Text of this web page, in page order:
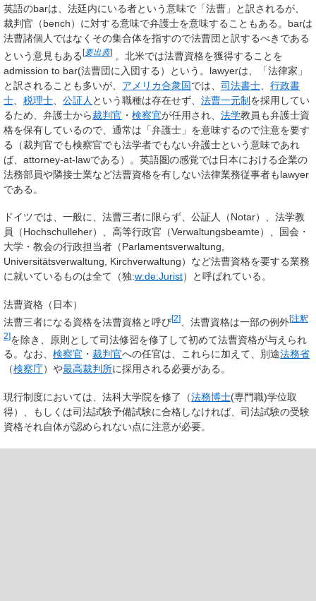
英語のbarは、法廷内にいる者という意味で「法曹」と訳されるが、
裁判官（bench）に対する意味で弁護士を意味することもある。 barは
法曹諸個人ではなくその集合体を指すので法曹団と訳するべきである
という意見もある [要出典] 。北米では法曹資格を獲得することを
admission to bar(法曹団に入団する）という。 lawyerは、「法律家」
と訳されることも多いが、 アメリカ合衆国では、 司法書士
行政書
士
税理士 公証人 という職種は存在せず、 法曹一元制 を採用してい
るため、弁護士から裁判官 ・ 検察官が任用され、 法学教員も弁護士資
格を保有しているので、通常は「弁護士」を意味するので注意を要す
る（裁判官でも検察官でも法学者でもない弁護士という意味であれ
ば、 attorney-at-lawである）。英語圏の感覚では日本における企業の
法務部員や隣接士業など法曹資格を有しない法律業務従事者もlawyer
である。
ドイツでは、一般に、法曹三者に限らず、公証人（Notar）、法学教
員（Hochschulleher）、高等行政官（Verwaltungsbeamte）、国会・
大学・教会の行政担当者（Parlamentsverwaltung,
Universitätsverwaltung, Kirchverwaltung）など法曹資格を要する業務
に就いているものは全て（独:w:de:Jurist）と呼ばれている。
法曹資格（日本）
法曹三者になる資格を法曹資格と呼び[2] 、法曹資格は一部の例外[注釈
2]を除き、原則として司法修習を修了して初めて法曹資格が与えられ
る。なお、 検察官 ・ 裁判官への任官は、これらに加えて、別途法務省
（検察庁）や最高裁判所に採用される必要がある。
現行制度においては、法科大学院を修了（法務博士(専門職)学位取
得）、もしくは司法試験予備試験に合格しなければ、司法試験の受験
資格それ自体が認められない点に注意が必要。